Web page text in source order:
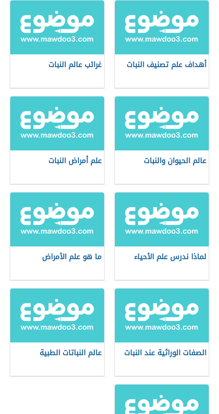
أهداف علم تصنيف النبات غرائب عالم النبات
عالم الحيوان والنبات علم أمراض النبات
لماذا ندرس علم الأحياء ما هو علم الأمراض
الصفات الوراثية عند النبات عالم النباتات الطبية